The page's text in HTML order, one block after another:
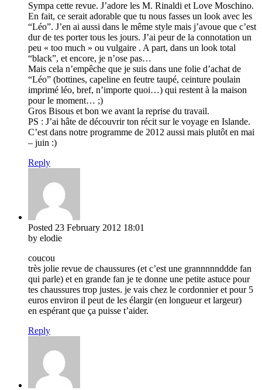
Sympa cette revue. J’adore les M. Rinaldi et Love Moschino.
En fait, ce serait adorable que tu nous fasses un look avec les
“Léo”. J’en ai aussi dans le même style mais j’avoue que c’est
dur de tes porter tous les jours. J’ai peur de la connotation un
peu « too much » ou vulgaire . A part, dans un look total
“black”, et encore, je n’ose pas…
Mais cela n’empêche que je suis dans une folie d’achat de
“Léo” (bottines, capeline en feutre taupé, ceinture poulain
imprimé léo, bref, n’importe quoi…) qui restent à la maison
pour le moment… ;)
Gros Bisous et bon we avant la reprise du travail.
PS : J’ai hâte de découvrir ton récit sur le voyage en Islande.
C’est dans notre programme de 2012 aussi mais plutôt en mai
– juin :)
Reply
Posted 23 February 2012 18:01
by elodie
coucou
très jolie revue de chaussures (et c’est une grannnnnddde fan
qui parle) et en grande fan je te donne une petite astuce pour
tes chaussures trop justes. je vais chez le cordonnier et pour 5
euros environ il peut de les élargir (en longueur et largeur)
en espérant que ça puisse t’aider.
Reply